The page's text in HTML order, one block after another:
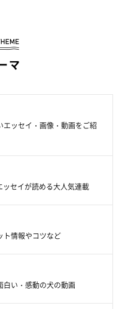
マ
ッセイ・画像・動画をご紹
セイが読める大人気連載
ト情報やコツなど
白い・感動の犬の動画